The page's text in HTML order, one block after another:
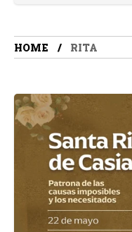
HOME RITA